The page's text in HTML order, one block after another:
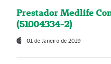
Prestador Medlife
(51004334-2)
01 de Janeiro de 2019